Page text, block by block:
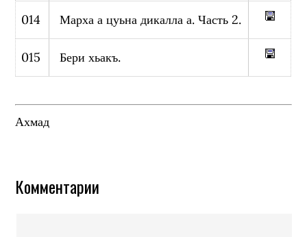
014 Марха а цуьна дикалла а. Часть 2.
015 Бери хьакъ.
Ахмад
Комментарии